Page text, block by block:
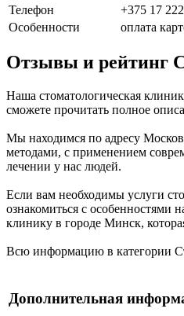
Телефон
+375 17
Особенности
оплата
Отзывы и рейтинг
Наша стоматологическая
сможете прочитать полное
Мы находимся по адресу
методами, с применением
лечении у нас людей.
Если вам необходимы услуги
ознакомиться с
клинику в городе Минск,
Всю информацию в категории
Дополнительная